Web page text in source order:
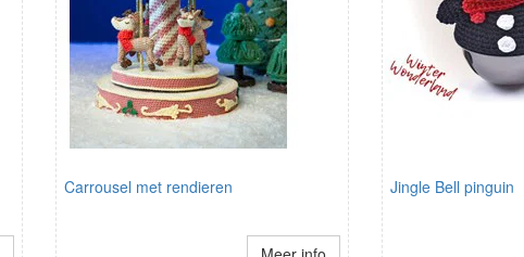
Carrousel met rendieren Jingle Bell pinguin